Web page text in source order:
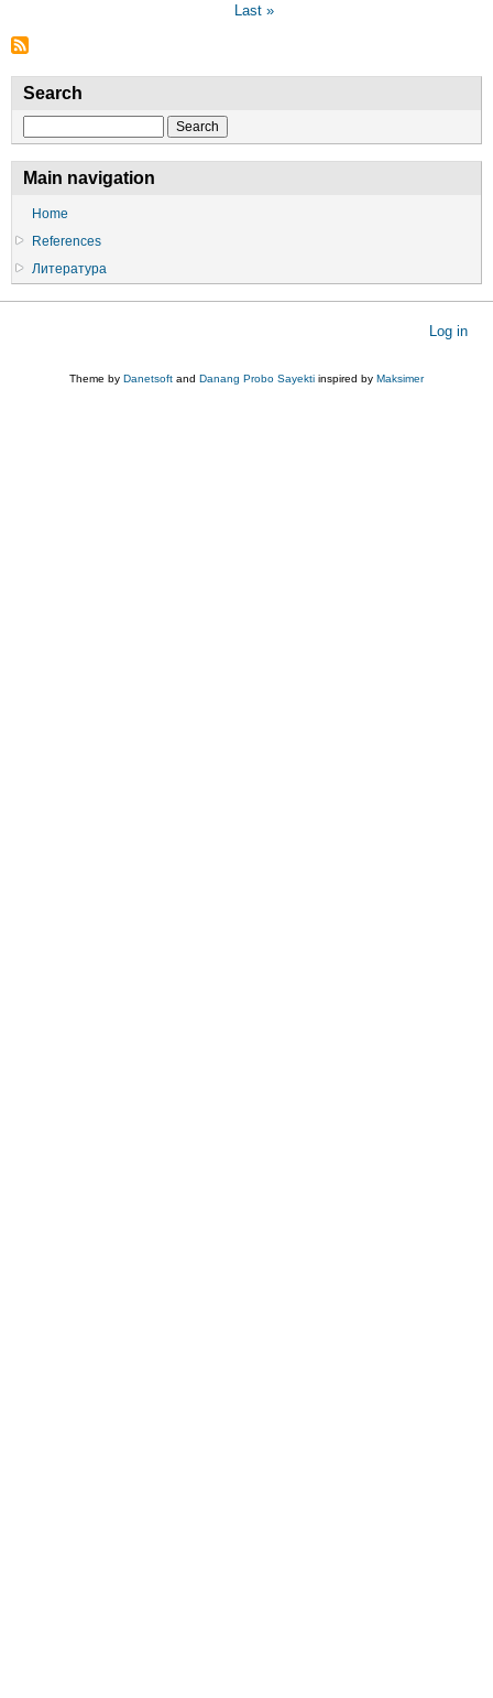
Last »
Search
Main navigation
Home
References
Литература
Log in
Theme by Danetsoft and Danang Probo Sayekti inspired by Maksimer